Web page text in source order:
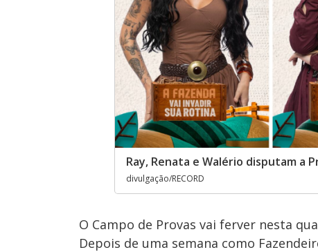
Ray, Renata e Walério disputam a
divulgação/RECORD
O Campo de Provas vai ferver nesta
Depois de uma semana como